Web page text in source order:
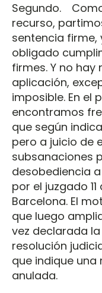
Segundo.
recurso,
sentencia firme,
obligado
firmes. Y no
aplicación,
imposible. En el
encontramos
que según
pero a juicio de
subsanaciones
desobediencia
por el juzgado
Barcelona. El
que luego
vez declarada
resolución
que indique
anulada.